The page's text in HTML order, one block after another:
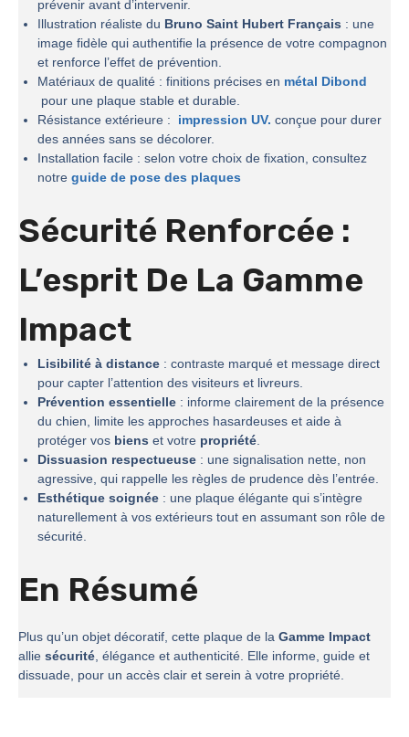
prévenir avant d’intervenir.
Illustration réaliste du Bruno Saint Hubert Français : une
image fidèle qui authentifie la présence de votre compagnon
et renforce l’effet de prévention.
Matériaux de qualité : finitions précises en métal Dibond
pour une plaque stable et durable.
Résistance extérieure :
impression UV. conçue pour durer
des années sans se décolorer.
Installation facile : selon votre choix de fixation, consultez
notre guide de pose des plaques
Sécurité Renforcée :
L’esprit De La Gamme
Impact
Lisibilité à distance : contraste marqué et message direct
pour capter l’attention des visiteurs et livreurs.
Prévention essentielle : informe clairement de la présence
du chien, limite les approches hasardeuses et aide à
protéger vos biens et votre propriété.
Dissuasion respectueuse : une signalisation nette, non
agressive, qui rappelle les règles de prudence dès l’entrée.
Esthétique soignée : une plaque élégante qui s’intègre
naturellement à vos extérieurs tout en assumant son rôle de
sécurité.
En Résumé
Plus qu’un objet décoratif, cette plaque de la Gamme Impact
allie sécurité, élégance et authenticité. Elle informe, guide et
dissuade, pour un accès clair et serein à votre propriété.